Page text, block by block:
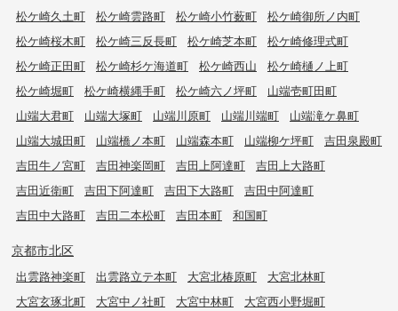
松ケ崎久土町
松ケ崎雲路町 松ケ崎小竹薮町
松ケ崎御所ノ内町
松ケ崎桜木町
松ケ崎三反長町 松ケ崎芝本町
松ケ崎修理式町
松ケ崎正田町
松ケ崎杉ケ海道町 松ケ崎西山
松ケ崎樋ノ上町
松ケ崎堀町
松ケ崎横縄手町 松ケ崎六ノ坪町
山端壱町田町
山端大君町
山端大塚町 山端川原町 山端川端町
山端滝ケ鼻町
山端大城田町
山端橋ノ本町 山端森本町 山端柳ケ坪町
吉田泉殿町
吉田牛ノ宮町
吉田神楽岡町 吉田上阿達町
吉田上大路町
吉田近衛町
吉田下阿達町 吉田下大路町
吉田中阿達町
吉田中大路町
吉田二本松町 吉田本町 和国町
京都市北区
出雲路神楽町 出雲路立テ本町 大宮北椿原町
大宮北林町
大宮玄琢北町
大宮中ノ社町 大宮中林町
大宮西小野堀町